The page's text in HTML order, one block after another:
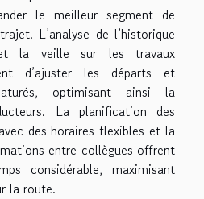
le meilleur segment de
L’analyse de l’historique
la veille sur les travaux
d’ajuster les départs et
optimisant ainsi la
La planification des
des horaires flexibles et la
entre collègues offrent
considérable, maximisant
la route.